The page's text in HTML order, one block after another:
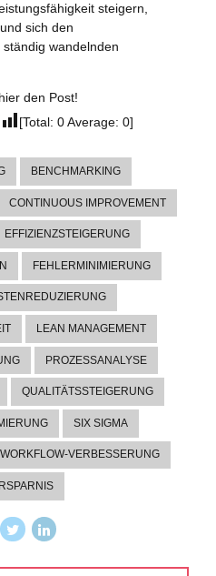
steigern,
sich den
wandelnden
den Post!
[Total: 0Average: 0]
BENCHMARKING
CONTINUOUS IMPROVEMENT
EFFIZIENZSTEIGERUNG
FEHLERMINIMIERUNG
LEAN MANAGEMENT
PROZESSANALYSE
QUALITÄTSSTEIGERUNG
SIX SIGMA
WORKFLOW-VERBESSERUNG